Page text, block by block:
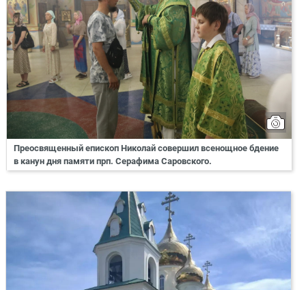
Преосвященный епископ Николай совершил всенощное бдение
в канун дня памяти прп. Серафима Саровского.